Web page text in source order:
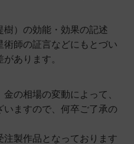
）の効能・効果の記述
師の証言などにもとづい
あります。
の相場の変動によって、
ますので、何卒ご了承の
製作品となっております